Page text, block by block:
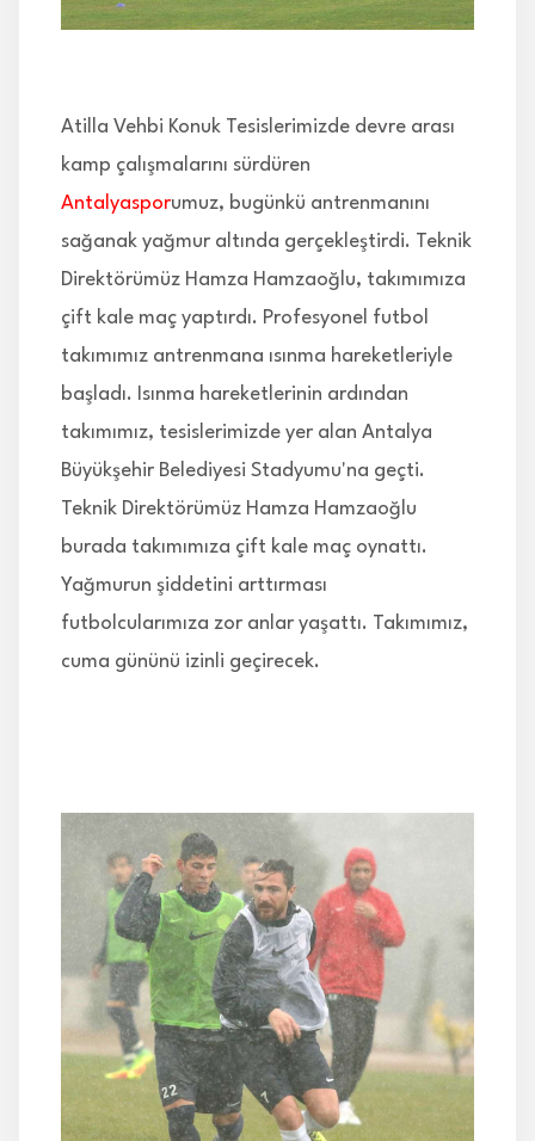
Atilla Vehbi Konuk Tesislerimizde devre arası
kamp çalışmalarını sürdüren
Antalyasporumuz, bugünkü antrenmanını
sağanak yağmur altında gerçekleştirdi. Teknik
Direktörümüz Hamza Hamzaoğlu, takımımıza
çift kale maç yaptırdı. Profesyonel futbol
takımımız antrenmana ısınma hareketleriyle
başladı. Isınma hareketlerinin ardından
takımımız, tesislerimizde yer alan Antalya
Büyükşehir Belediyesi Stadyumu'na geçti.
Teknik Direktörümüz Hamza Hamzaoğlu
burada takımımıza çift kale maç oynattı.
Yağmurun şiddetini arttırması
futbolcularımıza zor anlar yaşattı. Takımımız,
cuma gününü izinli geçirecek.